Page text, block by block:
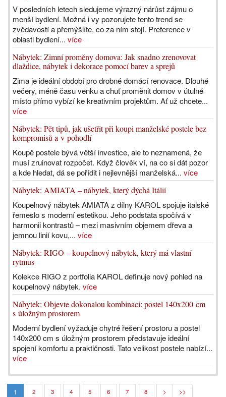
V posledních letech sledujeme výrazný nárůst zájmu o
menší bydlení. Možná i vy pozorujete tento trend se
zvědavostí a přemýšlíte, co za ním stojí. Preference v
oblasti bydlení... více
Nábytek: Zimní proměny domova: Jak snadno zrenovovat
dlaždice, nábytek i dekorace pomocí barev a sprejů
Zima je ideální období pro drobné domácí renovace. Dlouhé
večery, méně času venku a chuť proměnit domov v útulné
místo přímo vybízí ke kreativním projektům. Ať už chcete...
více
Nábytek: Pět tipů, jak ušetřit při koupi manželské postele bez
kompromisů a v pohodlí
Koupě postele bývá větší investice, ale to neznamená, že
musí zruinovat rozpočet. Když člověk ví, na co si dát pozor
a kde hledat, dá se pořídit i nejlevnější manželská... více
Nábytek: AMIATA – nábytek, který dýchá Itálií
Koupelnový nábytek AMIATA z dílny KAROL spojuje italské
řemeslo s moderní estetikou. Jeho podstata spočívá v
harmonii kontrastů – mezi masivním objemem dřeva a
jemnou linií kovu,... více
Nábytek: RIGO – koupelnový nábytek, který má vlastní
rytmus
Kolekce RIGO z portfolia KAROL definuje nový pohled na
koupelnový nábytek. více
Nábytek: Objevte dokonalou kombinaci: postel 140x200 cm
s úložným prostorem
Moderní bydlení vyžaduje chytré řešení prostoru a postel
140x200 cm s úložným prostorem představuje ideální
spojení komfortu a praktičnosti. Tato velikost postele nabízí...
více
1 2 3 4 5 6 7 8 > >>